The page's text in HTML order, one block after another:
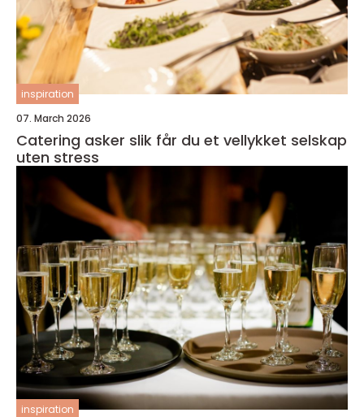
inspiration
07. March 2026
Catering asker slik får du et vellykket selskap
uten stress
inspiration